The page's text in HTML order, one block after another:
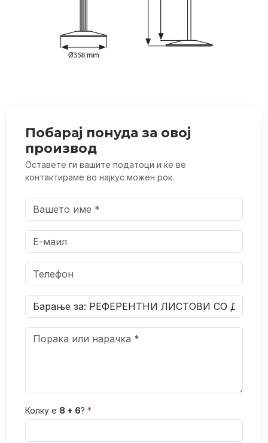
Побарај понуда за овој
производ
Оставете ги вашите податоци и ќе ве
контактираме во најкус можен рок.
Колку е 8 + 6? *